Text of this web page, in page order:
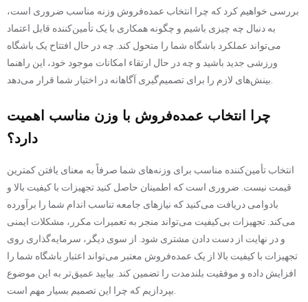
بررسی خواهیم کرد که چرا انتخاب عمده‌فروش وزنه مناسب ضروری است،
به دنبال چه چیزی باشیم و چگونه همکاری با یک تأمین‌کننده قابل اعتماد
می‌تواند عملکرد باشگاه شما را متحول کند. چه در حال افتتاح یک باشگاه
ورزشی جدید باشید و چه در حال ارتقاء امکانات موجود خود، این راهنما
چرا انتخاب عمده‌فروش با وزن مناسب اهمیت
دارد؟
انتخاب تأمین‌کننده مناسب برای وزنه‌های شما صرفاً به معنای یافتن کمترین
قیمت نیست. ضروری است که اطمینان حاصل کنید تجهیزات با کیفیت بالا و
بادوامی دریافت می‌کنید که نیازهای جامعه تناسب اندام شما را برآورده
می‌کند. تجهیزات بی‌کیفیت می‌تواند منجر به تعمیرات مکرر، مشکلات ایمنی
و در نهایت از دست دادن مشتری شود. از سوی دیگر، سرمایه‌گذاری روی
تجهیزات با کیفیت بالا از یک عمده‌فروش معتبر می‌تواند اعتبار باشگاه شما را
افزایش داده و موفقیت بلندمدت را تضمین کند. بیایید عمیق‌تر به این موضوع